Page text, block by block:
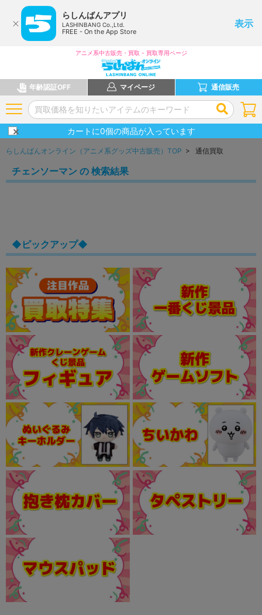
らしんばんアプリ
LASHINBANG Co.,Ltd.
FREE - On the App Store
表示
アニメ系中古販売・買取 - 買取専用ページ
年齢認証OFF マイページ 通信販売
カートに0個の商品が入っています
らしんばんオンライン（アニメ系グッズ中古販売）TOP > 通信買取
チェンソーマン の 検索結果
◆ピックアップ◆